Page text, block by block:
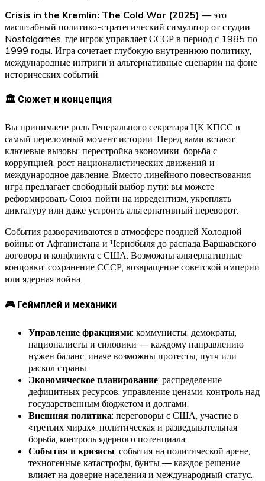
Crisis in the Kremlin: The Cold War (2025) — это
масштабный политико-стратегический симулятор от студии
Nostalgames, где игрок управляет СССР в период с 1985 по
1999 годы. Игра сочетает глубокую внутреннюю политику,
международные интриги и альтернативные сценарии на фоне
исторических событий.
🏛 Сюжет и концепция
Вы принимаете роль Генерального секретаря ЦК КПСС в
самый переломный момент истории. Перед вами встают
ключевые вызовы: перестройка экономики, борьба с
коррупцией, рост националистических движений и
международное давление. Вместо линейного повествования
игра предлагает свободный выбор пути: вы можете
реформировать Союз, пойти на ирредентизм, укреплять
диктатуру или даже устроить альтернативный переворот.
События разворачиваются в атмосфере поздней Холодной
войны: от Афганистана и Чернобыля до распада Варшавского
договора и конфликта с США. Возможны альтернативные
концовки: сохранение СССР, возвращение советской империи
или ядерная война.
🎮 Геймплей и механики
Управление фракциями: коммунисты, демократы,
националисты и силовики — каждому направлению
нужен баланс, иначе возможны протесты, путч или
раскол страны.
Экономическое планирование: распределение
дефицитных ресурсов, управление ценами, контроль над
государственным бюджетом и долгами.
Внешняя политика: переговоры с США, участие в
«третьих мирах», политическая и разведывательная
борьба, контроль ядерного потенциала.
События и кризисы: события на политической арене,
техногенные катастрофы, бунты — каждое решение
влияет на доверие населения и международный статус.